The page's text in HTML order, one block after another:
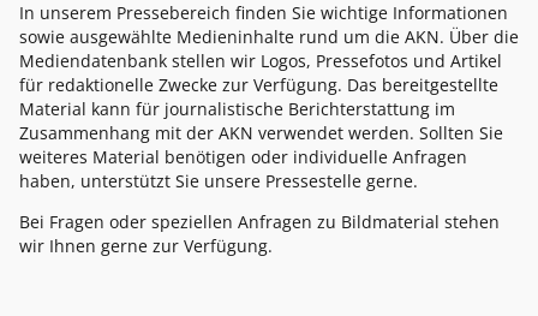
In unserem Pressebereich finden Sie wichtige Informationen
sowie ausgewählte Medieninhalte rund um die AKN. Über die
Mediendatenbank stellen wir Logos, Pressefotos und Artikel
für redaktionelle Zwecke zur Verfügung. Das bereitgestellte
Material kann für journalistische Berichterstattung im
Zusammenhang mit der AKN verwendet werden. Sollten Sie
weiteres Material benötigen oder individuelle Anfragen
haben, unterstützt Sie unsere Pressestelle gerne.
Bei Fragen oder speziellen Anfragen zu Bildmaterial stehen
wir Ihnen gerne zur Verfügung.